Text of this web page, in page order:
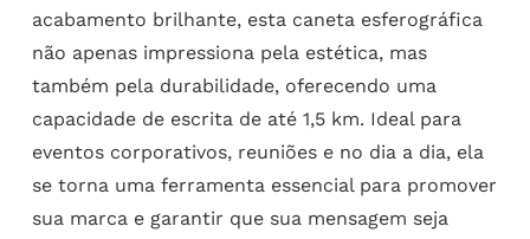
acabamento brilhante, esta caneta esferográfica
não apenas impressiona pela estética, mas
também pela durabilidade, oferecendo uma
capacidade de escrita de até 1,5 km. Ideal para
eventos corporativos, reuniões e no dia a dia, ela
se torna uma ferramenta essencial para promover
sua marca e garantir que sua mensagem seja